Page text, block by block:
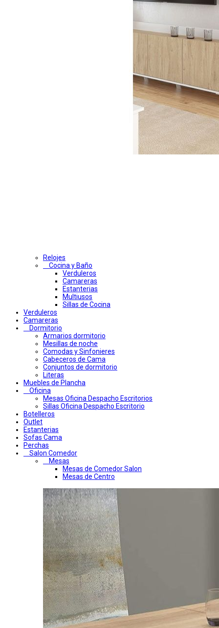
Relojes
Cocina y Baño
Verduleros
Camareras
Estanterias
Multiusos
Sillas de Cocina
Verduleros
Camareras
Dormitorio
Armarios dormitorio
Mesillas de noche
Comodas y Sinfonieres
Cabeceros de Cama
Conjuntos de dormitorio
Literas
Muebles de Plancha
Oficina
Mesas Oficina Despacho Escritorios
Sillas Oficina Despacho Escritorio
Botelleros
Outlet
Estanterias
Sofas Cama
Perchas
Salon Comedor
Mesas
Mesas de Comedor Salon
Mesas de Centro